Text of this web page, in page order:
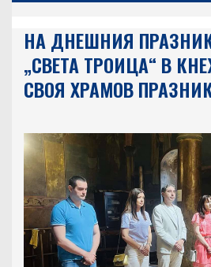
НА ДНЕШНИЯ
„СВЕТА ТРОИЦА“ В
СВОЯ ХРАМОВ